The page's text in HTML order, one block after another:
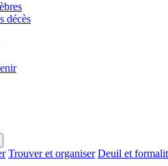
décès
Trouver et organiser Deuil et